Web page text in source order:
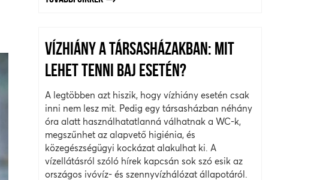
VÍZHIÁNY A TÁRSASHÁZAKBAN: MIT
LEHET TENNI BAJ ESETÉN?
A legtöbben azt hiszik, hogy vízhiány esetén csak
inni nem lesz mit. Pedig egy társasházban néhány
óra alatt használhatatlanná válhatnak a WC-k,
megszűnhet az alapvető higiénia, és
közegészségügyi kockázat alakulhat ki. A
vízellátásról szóló hírek kapcsán sok szó esik az
országos ivóvíz- és szennyvízhálózat állapotáról.